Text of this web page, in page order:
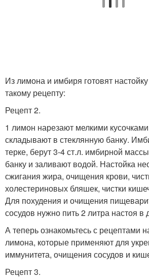
Из лимона и имбиря готовят
такому рецепту:
Рецепт 2.
1 лимон нарезают мелкими
складывают в стеклянную банку.
терке, берут 3-4 ст.л. имбирной
банку и заливают водой. Настойка
сжигания жира, очищения крови,
холестериновых бляшек, чистки
Для похудения и очищения
сосудов нужно пить 2 литра настоя в
А теперь ознакомьтесь с рецептами
лимона, которые применяют для
иммунитета, очищения сосудов и
Рецепт 3.